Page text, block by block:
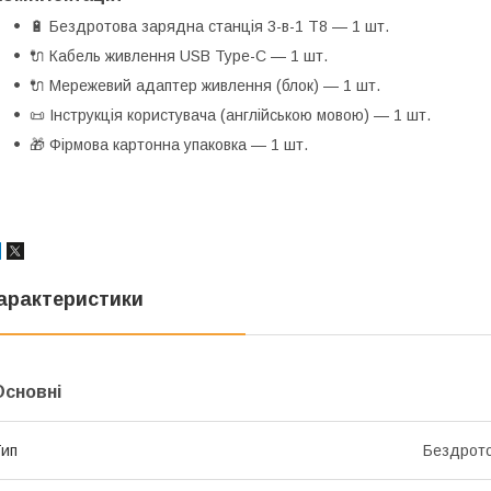
🔋 Бездротова зарядна станція 3-в-1 T8 — 1 шт.
🔌 Кабель живлення USB Type-C — 1 шт.
🔌 Мережевий адаптер живлення (блок) — 1 шт.
📜 Інструкція користувача (англійською мовою) — 1 шт.
🎁 Фірмова картонна упаковка — 1 шт.